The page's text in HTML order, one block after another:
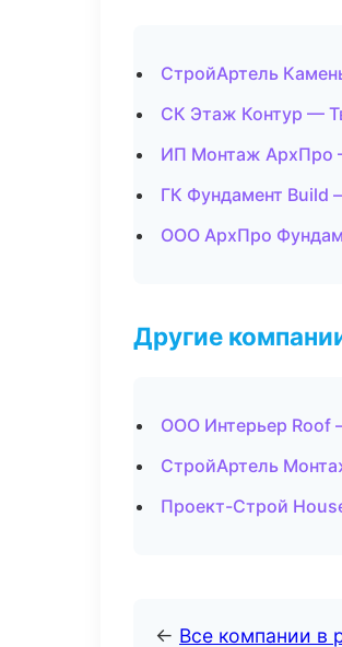
СтройАртель
СК Этаж Контур —
ИП Монтаж АрхПро
ГК Фундамент Build
ООО АрхПро
Другие
ООО Интерьер Roof
СтройАртель
Проект-Строй
← Все компании в